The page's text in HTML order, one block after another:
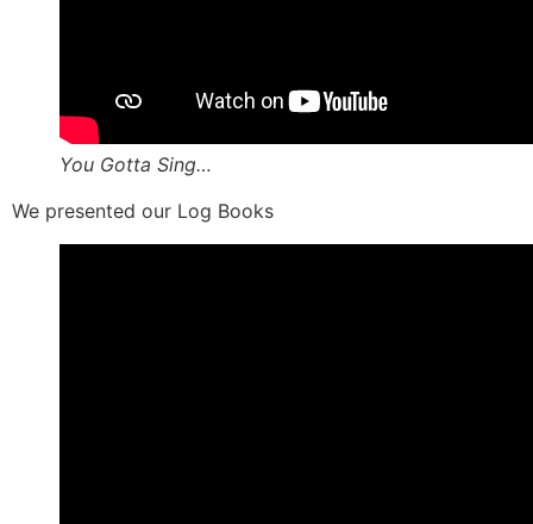
You Gotta Sing…
We presented our Log Books